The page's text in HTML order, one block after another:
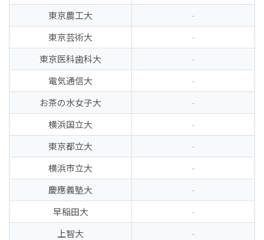
東京農工大
-
東京芸術大
-
東京医科歯科大
-
電気通信大
-
お茶の水女子大
-
横浜国立大
-
東京都立大
-
横浜市立大
-
慶應義塾大
-
早稲田大
-
上智大
-